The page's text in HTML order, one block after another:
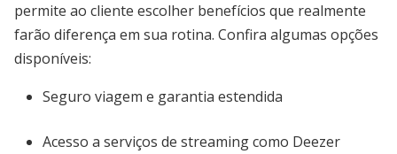
permite ao cliente escolher benefícios que realmente
farão diferença em sua rotina. Confira algumas opções
disponíveis:
Seguro viagem e garantia estendida
Acesso a serviços de streaming como Deezer